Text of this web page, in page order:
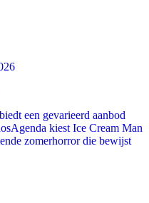
een gevarieerd aanbod
kiest Ice Cream Man
zomerhorror die bewijst